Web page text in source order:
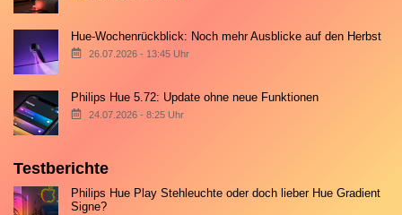
Hue-Wochenrückblick: Noch mehr Ausblicke auf den Herbst
26.07.2026 - 13:45 Uhr
Philips Hue 5.72: Update ohne neue Funktionen
24.07.2026 - 8:25 Uhr
Testberichte
Philips Hue Play Stehleuchte oder doch lieber Hue Gradient
Signe?